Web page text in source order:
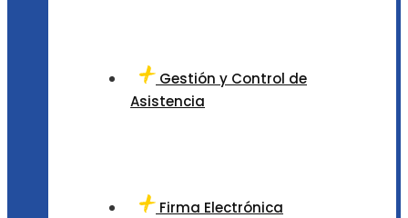
Gestión y Control de
Asistencia
Firma Electrónica